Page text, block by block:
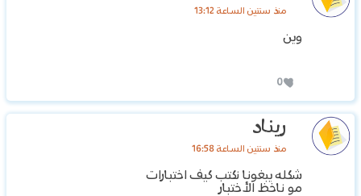
منذ سنتين الساعة 13:12
وين
0
ريناد
منذ سنتين الساعة 16:58
شكله يبغونا نكتب كيف اختبارات
مو ناخظ الأختبار